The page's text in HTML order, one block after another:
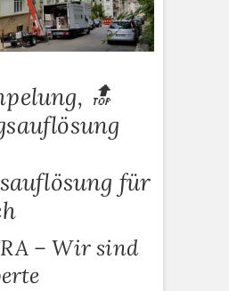
🔝
für
– Wir sind